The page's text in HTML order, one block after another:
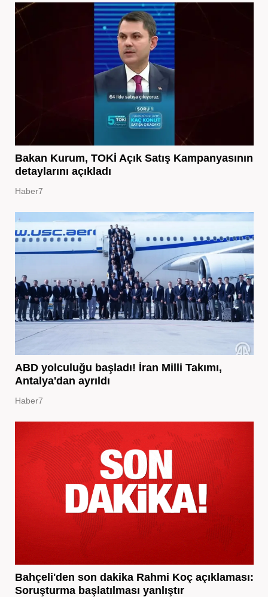
Bakan Kurum, TOKİ Açık Satış Kampanyasının
detaylarını açıkladı
Haber7
ABD yolculuğu başladı! İran Milli Takımı,
Antalya'dan ayrıldı
Haber7
Bahçeli'den son dakika Rahmi Koç açıklaması:
Soruşturma başlatılması yanlıştır